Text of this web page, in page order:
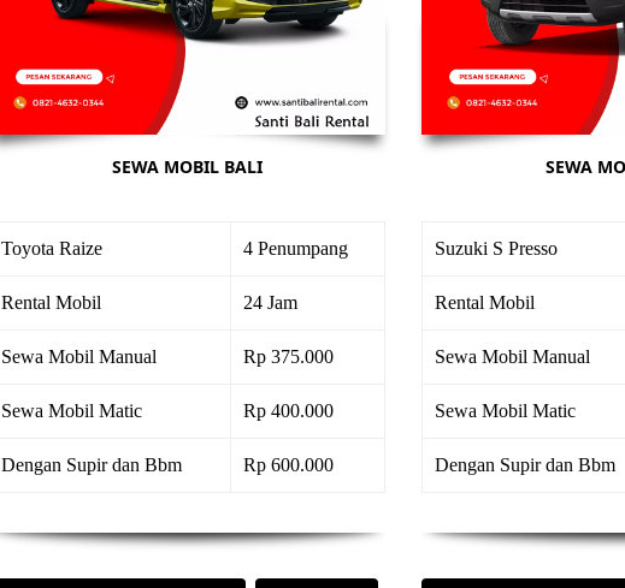
SEWA MOBIL BALI
Toyota Raize 4 Penumpang
Rental Mobil 24 Jam
Sewa Mobil Manual Rp 375.000
Sewa Mobil Matic Rp 400.000
Dengan Supir dan Bbm Rp 600.000
SEWA
Suzuki S Presso
Rental Mobil
Sewa Mobil Manual
Sewa Mobil Matic
Dengan Supir dan Bbm